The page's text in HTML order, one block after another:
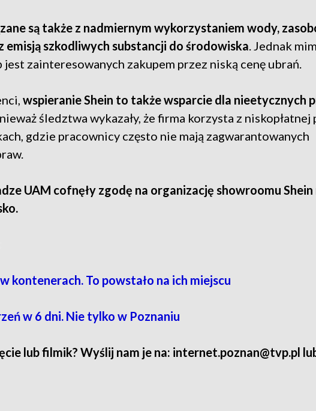
są także z nadmiernym wykorzystaniem wody,
emisją szkodliwych substancji do środowiska. Jednak
zainteresowanych zakupem przez niską cenę ubrań.
wspieranie Shein to także wsparcie dla nieetycznych
śledztwa wykazały, że firma korzysta z niskopłatnej
gdzie pracownicy często nie mają zagwarantowanych
UAM cofnęły zgodę na organizację showroomu Shein
kontenerach. To powstało na ich miejscu
w 6 dni. Nie tylko w Poznaniu
lub filmik? Wyślij nam je na: internet.poznan@tvp.pl